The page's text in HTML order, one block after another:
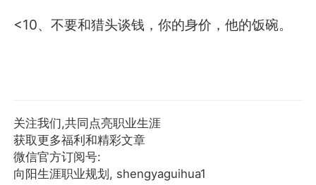
<10、不要和猎头谈钱，你的身价，他的饭碗。
关注我们,共同点亮职业生涯
获取更多福利和精彩文章
微信官方订阅号:
向阳生涯职业规划, shengyaguihua1